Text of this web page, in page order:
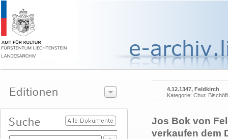
4.12.1347, Feldkirch
Kategorie: Chur,
Jos Bok von
verkaufen dem